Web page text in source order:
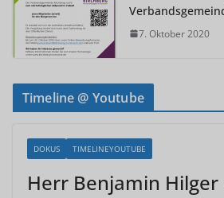
7. Oktober 2020
Timeline @ Youtube
DOKUS TIMELINEYOUTUBE
Herr Benjamin